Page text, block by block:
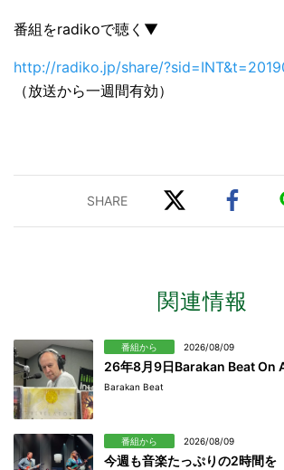
番組をradikoで聴く▼
http://radiko.jp/share/
（放送から一週間有効）
関連情報
番組から 2026/08/09
26年8月9日Barakan Beat On
Barakan Beat
番組から 2026/08/09
今週も音楽たっぷりの2時間を